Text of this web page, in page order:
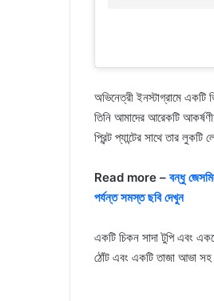
অভিনেত্রী ইনস্টাগ্রামে
তিনি আমাদের আরেকটি
প্রিন্ট প্যান্টের সাথে তার
Read more – বন্ধু
পর্যন্ত সমস্ত ছবি দেখুন
একটি চিকন সাদা টুপি এবং
ঠোঁট এবং একটি তাজা আভা সহ